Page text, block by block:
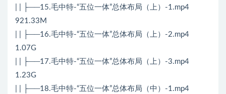
| | ├──15.毛中特-“五位一体”总体布局（上）-1.mp4
921.33M
| | ├──16.毛中特-“五位一体”总体布局（上）-2.mp4
1.07G
| | ├──17.毛中特-“五位一体”总体布局（上）-3.mp4
1.23G
| | ├──18.毛中特-“五位一体”总体布局（中）-1.mp4